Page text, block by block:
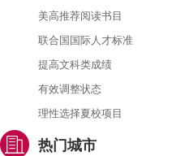
美高推荐阅读书目
联合国国际人才标准
提高文科类成绩
有效调整状态
理性选择夏校项目
热门城市